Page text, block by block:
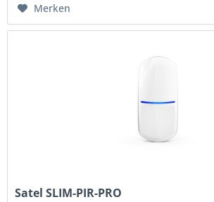
Merken
Satel SLIM-PIR-PRO